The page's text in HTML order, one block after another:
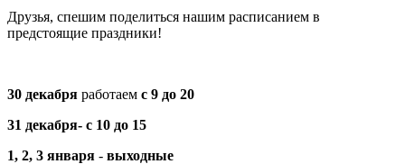
Друзья, спешим поделиться нашим расписанием в
предстоящие праздники!
30 декабря работаем с 9 до 20
31 декабря- с 10 до 15
1, 2, 3 января - выходные